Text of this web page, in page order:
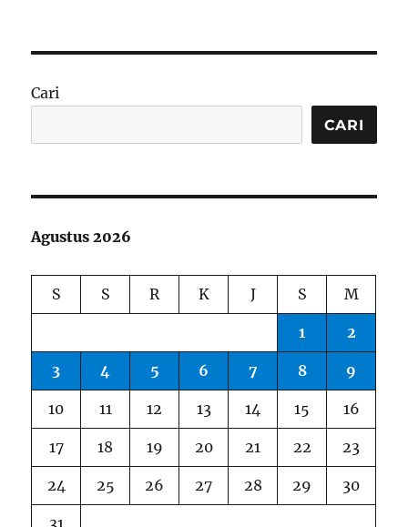
Cari
CARI
Agustus 2026
S S R K J S M
1 2
3 4 5 6 7 8 9
10 11 12 13 14 15 16
17 18 19 20 21 22 23
24 25 26 27 28 29 30